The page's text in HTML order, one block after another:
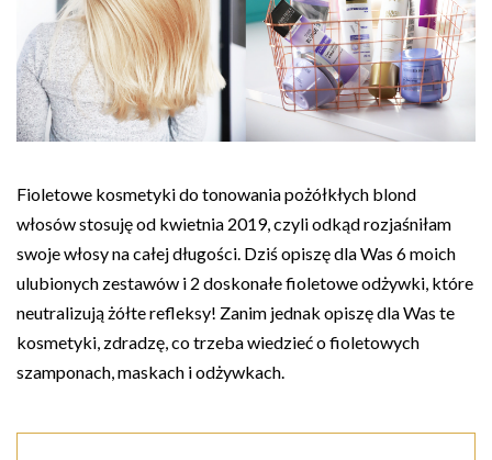
Fioletowe kosmetyki do tonowania pożółkłych blond
włosów stosuję od kwietnia 2019, czyli odkąd rozjaśniłam
swoje włosy na całej długości. Dziś opiszę dla Was 6 moich
ulubionych zestawów i 2 doskonałe fioletowe odżywki, które
neutralizują żółte refleksy! Zanim jednak opiszę dla Was te
kosmetyki, zdradzę, co trzeba wiedzieć o fioletowych
szamponach, maskach i odżywkach.